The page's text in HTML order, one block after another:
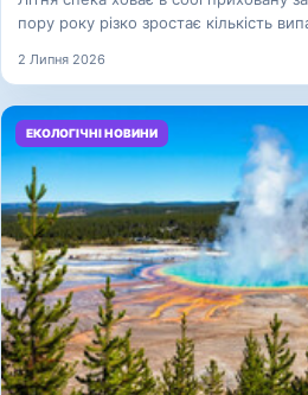
пору року різко зростає кількість
2 Липня 2026
ЕКОЛОГІЧНІ НОВИНИ